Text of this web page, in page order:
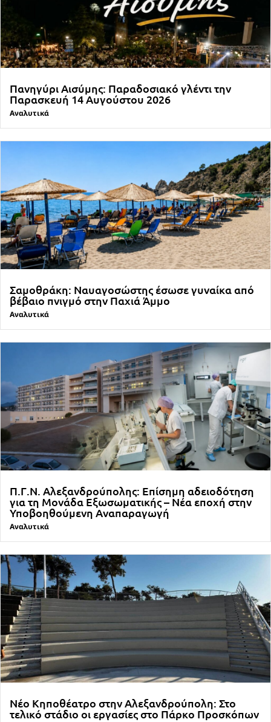
Πανηγύρι Αισύμης: Παραδοσιακό γλέντι την
Παρασκευή 14 Αυγούστου 2026
Αναλυτικά
Σαμοθράκη: Ναυαγοσώστης έσωσε γυναίκα από
βέβαιο πνιγμό στην Παχιά Άμμο
Αναλυτικά
Π.Γ.Ν. Αλεξανδρούπολης: Επίσημη αδειοδότηση
για τη Μονάδα Εξωσωματικής – Νέα εποχή στην
Υποβοηθούμενη Αναπαραγωγή
Αναλυτικά
Νέο Κηποθέατρο στην Αλεξανδρούπολη: Στο
τελικό στάδιο οι εργασίες στο Πάρκο Προσκόπων